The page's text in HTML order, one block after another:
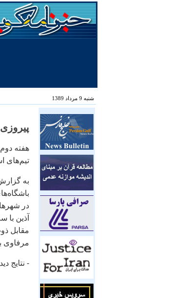
شنبه 9 مرداد 1389
هفته
تیم‌های
به
در
مقابل
مرفاوی
- نتایج